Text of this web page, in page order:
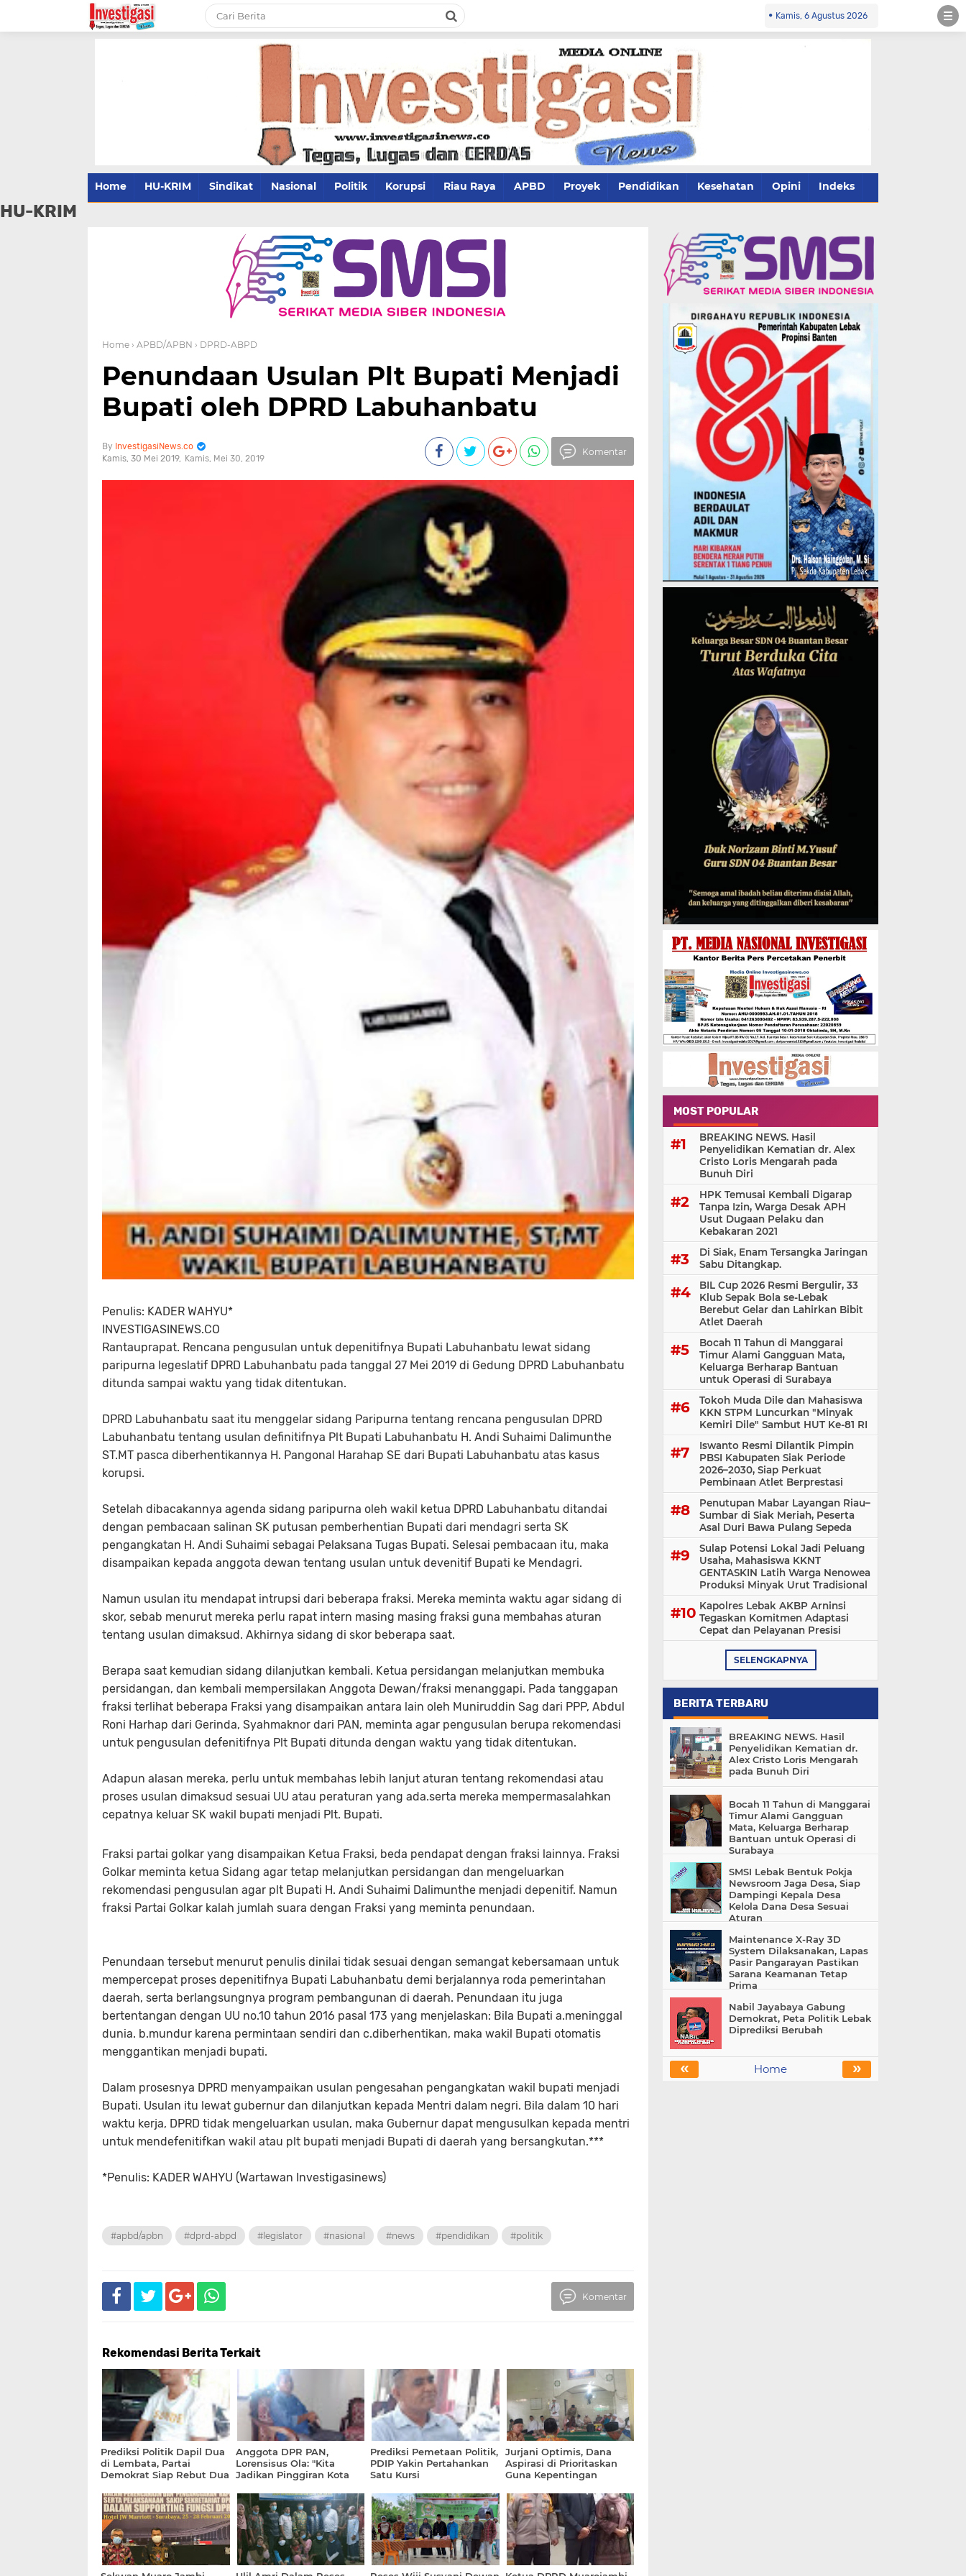
Kamis, 6 Agustus 2026
Home HU-KRIM Sindikat Nasional Politik Korupsi Riau Raya APBD Proyek Pendidikan Kesehatan Opini Indeks
HU-KRIM
Home › APBD/APBN › DPRD-ABPD
Penundaan Usulan Plt Bupati Menjadi
Bupati oleh DPRD Labuhanbatu
InvestigasiNews.co
Kamis, 30 Mei 2019
Kamis, Mei 30, 2019
Komentar
Penulis: KADER WAHYU*
INVESTIGASINEWS.CO
Rantauprapat. Rencana pengusulan untuk depenitifnya Bupati Labuhanbatu lewat sidang
paripurna legeslatif DPRD Labuhanbatu pada tanggal 27 Mei 2019 di Gedung DPRD Labuhanbatu
ditunda sampai waktu yang tidak ditentukan.
DPRD Labuhanbatu saat itu menggelar sidang Paripurna tentang rencana pengusulan DPRD
Labuhanbatu tentang usulan definitifnya Plt Bupati Labuhanbatu H. Andi Suhaimi Dalimunthe
ST.MT pasca diberhentikannya H. Pangonal Harahap SE dari Bupati Labuhanbatu atas kasus
korupsi.
Setelah dibacakannya agenda sidang paripurna oleh wakil ketua DPRD Labuhanbatu ditandai
dengan pembacaan salinan SK putusan pemberhentian Bupati dari mendagri serta SK
pengangkatan H. Andi Suhaimi sebagai Pelaksana Tugas Bupati. Selesai pembacaan itu, maka
disampaikan kepada anggota dewan tentang usulan untuk devenitif Bupati ke Mendagri.
Namun usulan itu mendapat intrupsi dari beberapa fraksi. Mereka meminta waktu agar sidang di
skor, sebab menurut mereka perlu rapat intern masing masing fraksi guna membahas aturan
tentang usulan dimaksud. Akhirnya sidang di skor beberapa saat.
Berapa saat kemudian sidang dilanjutkan kembali. Ketua persidangan melanjutkan membuka
persidangan, dan kembali mempersilakan Anggota Dewan/fraksi menanggapi. Pada tanggapan
fraksi terlihat beberapa Fraksi yang disampaikan antara lain oleh Muniruddin Sag dari PPP, Abdul
Roni Harhap dari Gerinda, Syahmaknor dari PAN, meminta agar pengusulan berupa rekomendasi
untuk pengusulan defenitifnya Plt Bupati ditunda dengan waktu yang tidak ditentukan.
Adapun alasan mereka, perlu untuk membahas lebih lanjut aturan tentang rekomendasi atau
proses usulan dimaksud sesuai UU atau peraturan yang ada.serta mereka mempermasalahkan
cepatnya keluar SK wakil bupati menjadi Plt. Bupati.
Fraksi partai golkar yang disampaikan Ketua Fraksi, beda pendapat dengan fraksi lainnya. Fraksi
Golkar meminta ketua Sidang agar tetap melanjutkan persidangan dan mengeluarkan
rekomendasi pengusulan agar plt Bupati H. Andi Suhaimi Dalimunthe menjadi depenitif. Namun
fraksi Partai Golkar kalah jumlah suara dengan Fraksi yang meminta penundaan.
Penundaan tersebut menurut penulis dinilai tidak sesuai dengan semangat kebersamaan untuk
mempercepat proses depenitifnya Bupati Labuhanbatu demi berjalannya roda pemerintahan
daerah, serta berlangsungnya program pembangunan di daerah. Penundaan itu juga
bertentangan dengan UU no.10 tahun 2016 pasal 173 yang menjelaskan: Bila Bupati a.meninggal
dunia. b.mundur karena permintaan sendiri dan c.diberhentikan, maka wakil Bupati otomatis
menggantikan menjadi bupati.
Dalam prosesnya DPRD menyampaikan usulan pengesahan pengangkatan wakil bupati menjadi
Bupati. Usulan itu lewat gubernur dan dilanjutkan kepada Mentri dalam negri. Bila dalam 10 hari
waktu kerja, DPRD tidak mengeluarkan usulan, maka Gubernur dapat mengusulkan kepada mentri
untuk mendefenitifkan wakil atau plt bupati menjadi Bupati di daerah yang bersangkutan.***
*Penulis: KADER WAHYU (Wartawan Investigasinews)
#apbd/apbn #dprd-abpd #legislator #nasional #news #pendidikan #politik
Komentar
Rekomendasi Berita Terkait
Prediksi Politik Dapil Dua
di Lembata, Partai
Demokrat Siap Rebut Dua
Anggota DPR PAN,
Lorensisus Ola: "Kita
Jadikan Pinggiran Kota
Prediksi Pemetaan Politik,
PDIP Yakin Pertahankan
Satu Kursi
Jurjani Optimis, Dana
Aspirasi di Prioritaskan
Guna Kepentingan
MOST POPULAR
BREAKING NEWS. Hasil
Penyelidikan Kematian dr. Alex
Cristo Loris Mengarah pada
Bunuh Diri
HPK Temusai Kembali Digarap
Tanpa Izin, Warga Desak APH
Usut Dugaan Pelaku dan
Kebakaran 2021
Di Siak, Enam Tersangka Jaringan
Sabu Ditangkap.
BIL Cup 2026 Resmi Bergulir, 33
Klub Sepak Bola se-Lebak
Berebut Gelar dan Lahirkan Bibit
Atlet Daerah
Bocah 11 Tahun di Manggarai
Timur Alami Gangguan Mata,
Keluarga Berharap Bantuan
untuk Operasi di Surabaya
Tokoh Muda Dile dan Mahasiswa
KKN STPM Luncurkan "Minyak
Kemiri Dile" Sambut HUT Ke-81 RI
Iswanto Resmi Dilantik Pimpin
PBSI Kabupaten Siak Periode
2026–2030, Siap Perkuat
Pembinaan Atlet Berprestasi
Penutupan Mabar Layangan Riau–
Sumbar di Siak Meriah, Peserta
Asal Duri Bawa Pulang Sepeda
Sulap Potensi Lokal Jadi Peluang
Usaha, Mahasiswa KKNT
GENTASKIN Latih Warga Nenowea
Produksi Minyak Urut Tradisional
Kapolres Lebak AKBP Arninsi
Tegaskan Komitmen Adaptasi
Cepat dan Pelayanan Presisi
SELENGKAPNYA
BERITA TERBARU
BREAKING NEWS. Hasil
Penyelidikan Kematian dr.
Alex Cristo Loris Mengarah
pada Bunuh Diri
Bocah 11 Tahun di Manggarai
Timur Alami Gangguan
Mata, Keluarga Berharap
Bantuan untuk Operasi di
Surabaya
SMSI Lebak Bentuk Pokja
Newsroom Jaga Desa, Siap
Dampingi Kepala Desa
Kelola Dana Desa Sesuai
Aturan
Maintenance X-Ray 3D
System Dilaksanakan, Lapas
Pasir Pangarayan Pastikan
Sarana Keamanan Tetap
Prima
Nabil Jayabaya Gabung
Demokrat, Peta Politik Lebak
Diprediksi Berubah
« »
Home